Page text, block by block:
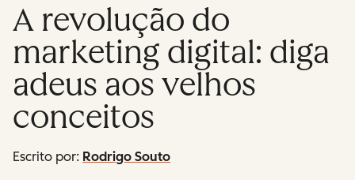
A revolução do
marketing digital: diga
adeus aos velhos
conceitos
Escrito por: Rodrigo Souto